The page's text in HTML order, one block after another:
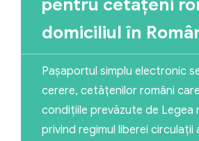
pentru cetăţeni
domiciliul în
Paşaportul simplu electronic
cerere, cetăţenilor români
condiţiile prevăzute de Legea
privind regimul liberei